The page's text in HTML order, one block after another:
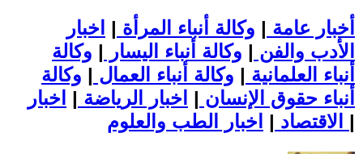
أخبار عامة | وكالة أنباء المرأة | اخبار
الأدب والفن | وكالة أنباء اليسار | وكالة
أنباء العلمانية | وكالة أنباء العمال | وكالة
أنباء حقوق الإنسان | اخبار الرياضة | اخبار
الاقتصاد | |